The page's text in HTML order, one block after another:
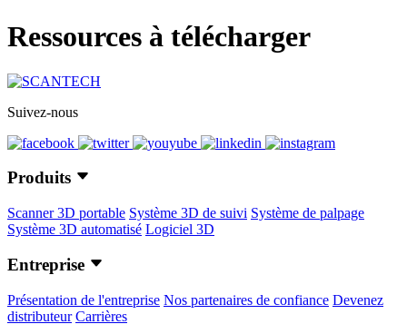
Ressources à télécharger
Suivez-nous
Produits
Scanner 3D portable Système 3D de suivi Système de palpage
Système 3D automatisé Logiciel 3D
Entreprise
Présentation de l'entreprise Nos partenaires de confiance Devenez
distributeur Carrières